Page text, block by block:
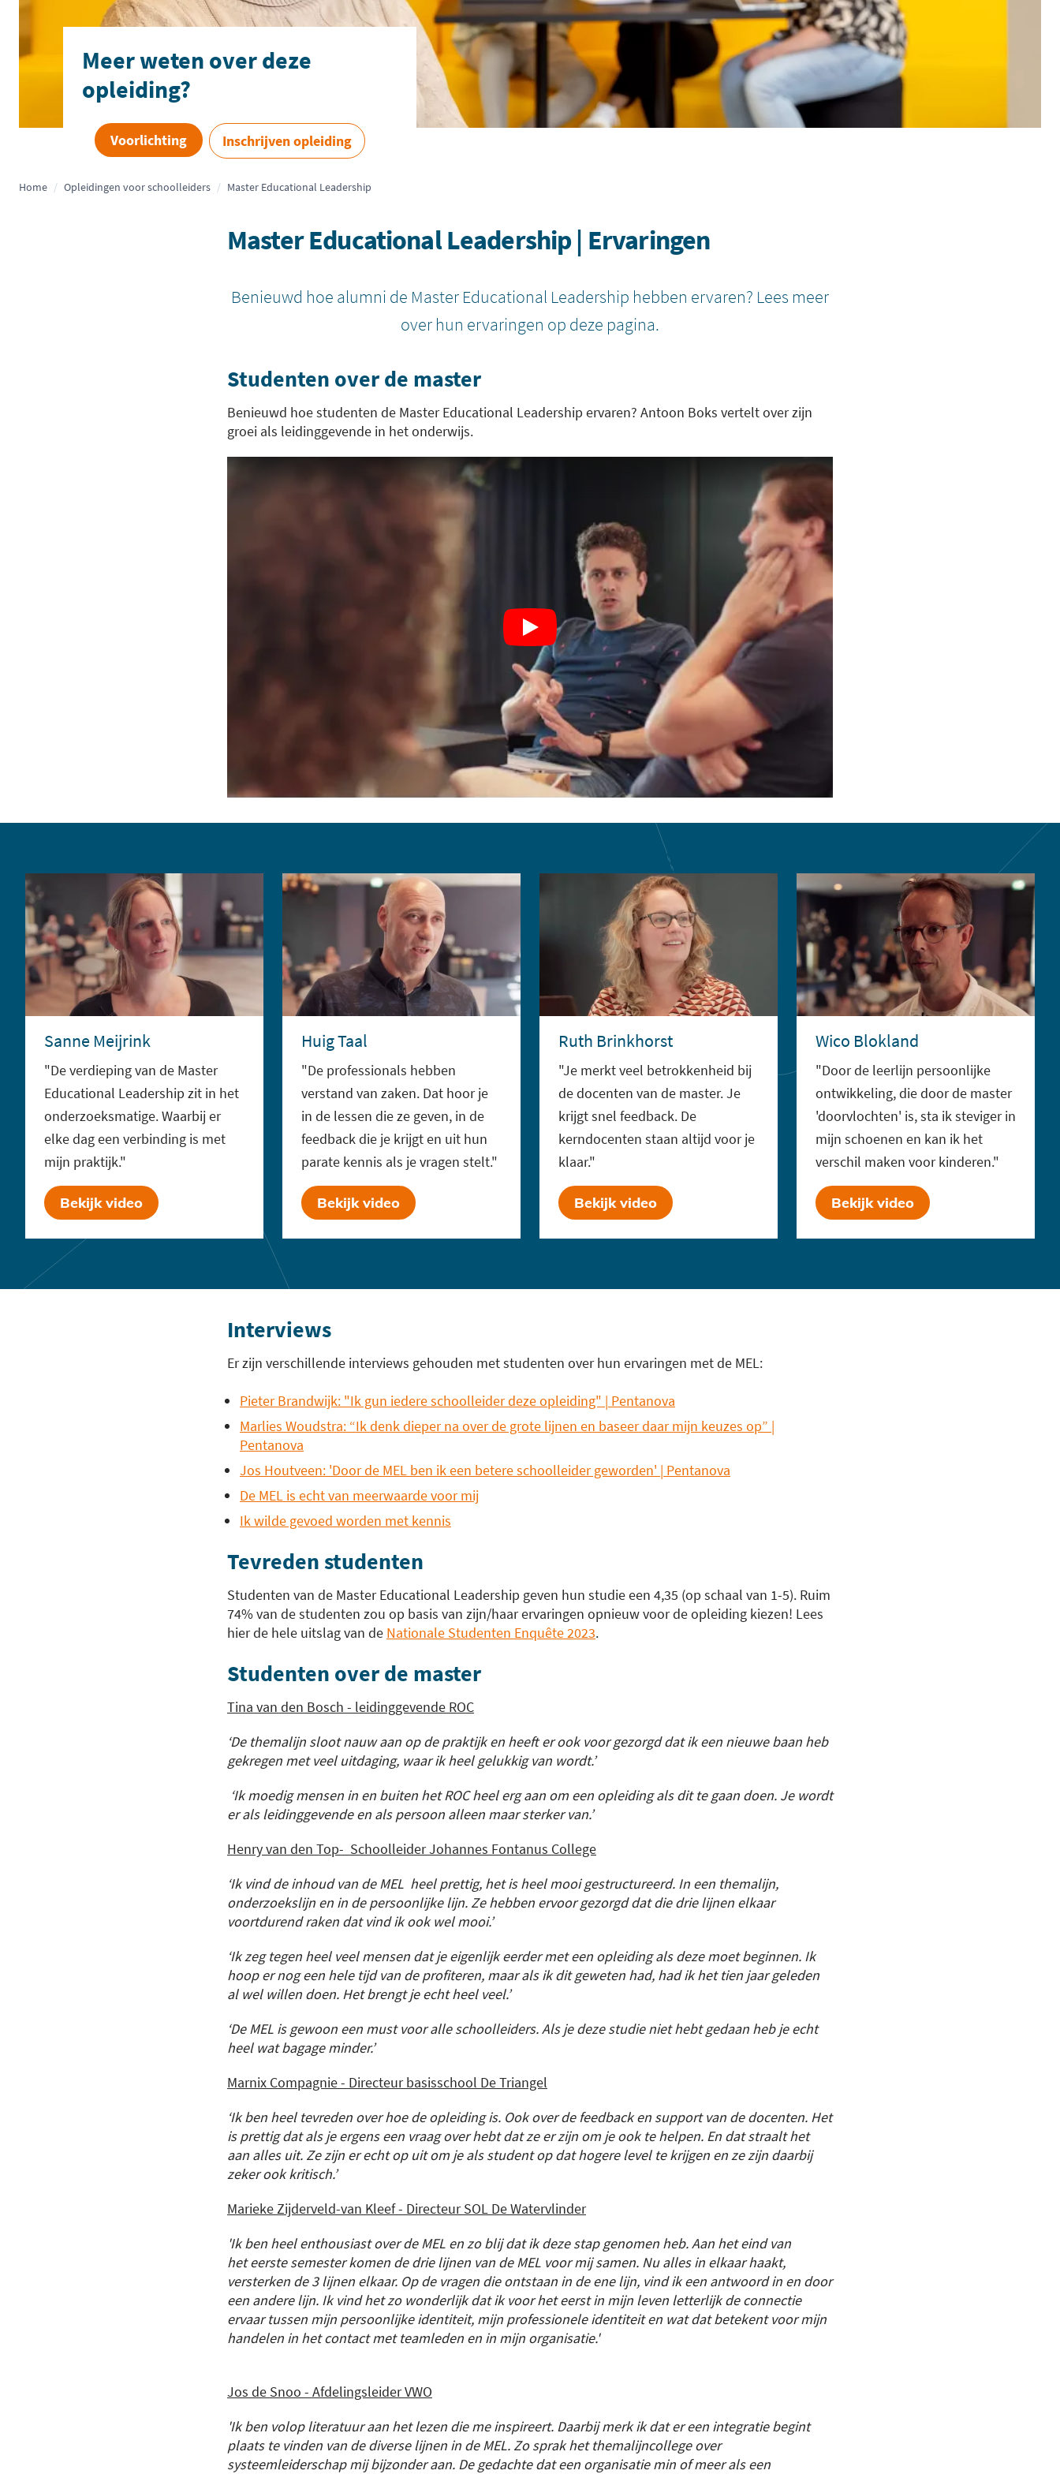
Meer weten over deze
opleiding?
Voorlichting Inschrijven opleiding
Home / Opleidingen voor schoolleiders / Master Educational Leadership
Master Educational Leadership | Ervaringen
Benieuwd hoe alumni de Master Educational Leadership hebben ervaren? Lees meer
over hun ervaringen op deze pagina.
Studenten over de master
Benieuwd hoe studenten de Master Educational Leadership ervaren? Antoon Boks vertelt over zijn
groei als leidinggevende in het onderwijs.
Sanne Meijrink
"De verdieping van de Master
Educational Leadership zit in het
onderzoeksmatige. Waarbij er
elke dag een verbinding is met
mijn praktijk."
Bekijk video
Huig Taal
"De professionals hebben
verstand van zaken. Dat hoor je
in de lessen die ze geven, in de
feedback die je krijgt en uit hun
parate kennis als je vragen stelt."
Bekijk video
Ruth Brinkhorst
"Je merkt veel betrokkenheid bij
de docenten van de master. Je
krijgt snel feedback. De
kerndocenten staan altijd voor je
klaar."
Bekijk video
Wico Blokland
"Door de leerlijn persoonlijke
ontwikkeling, die door de master
'doorvlochten' is, sta ik steviger in
mijn schoenen en kan ik het
verschil maken voor kinderen."
Bekijk video
Interviews
Er zijn verschillende interviews gehouden met studenten over hun ervaringen met de MEL:
Pieter Brandwijk: "Ik gun iedere schoolleider deze opleiding" | Pentanova
Marlies Woudstra: “Ik denk dieper na over de grote lijnen en baseer daar mijn keuzes op” |
Pentanova
Jos Houtveen: 'Door de MEL ben ik een betere schoolleider geworden' | Pentanova
De MEL is echt van meerwaarde voor mij
Ik wilde gevoed worden met kennis
Tevreden studenten
Studenten van de Master Educational Leadership geven hun studie een 4,35 (op schaal van 1-5). Ruim
74% van de studenten zou op basis van zijn/haar ervaringen opnieuw voor de opleiding kiezen! Lees
hier de hele uitslag van de Nationale Studenten Enquête 2023.
Studenten over de master
Tina van den Bosch - leidinggevende ROC
‘De themalijn sloot nauw aan op de praktijk en heeft er ook voor gezorgd dat ik een nieuwe baan heb
gekregen met veel uitdaging, waar ik heel gelukkig van wordt.’
‘Ik moedig mensen in en buiten het ROC heel erg aan om een opleiding als dit te gaan doen. Je wordt
er als leidinggevende en als persoon alleen maar sterker van.’
Henry van den Top- Schoolleider Johannes Fontanus College
‘Ik vind de inhoud van de MEL heel prettig, het is heel mooi gestructureerd. In een themalijn,
onderzoekslijn en in de persoonlijke lijn. Ze hebben ervoor gezorgd dat die drie lijnen elkaar
voortdurend raken dat vind ik ook wel mooi.’
‘Ik zeg tegen heel veel mensen dat je eigenlijk eerder met een opleiding als deze moet beginnen. Ik
hoop er nog een hele tijd van de profiteren, maar als ik dit geweten had, had ik het tien jaar geleden
al wel willen doen. Het brengt je echt heel veel.’
‘De MEL is gewoon een must voor alle schoolleiders. Als je deze studie niet hebt gedaan heb je echt
heel wat bagage minder.’
Marnix Compagnie - Directeur basisschool De Triangel
‘Ik ben heel tevreden over hoe de opleiding is. Ook over de feedback en support van de docenten. Het
is prettig dat als je ergens een vraag over hebt dat ze er zijn om je ook te helpen. En dat straalt het
aan alles uit. Ze zijn er echt op uit om je als student op dat hogere level te krijgen en ze zijn daarbij
zeker ook kritisch.’
Marieke Zijderveld-van Kleef - Directeur SOL De Watervlinder
'Ik ben heel enthousiast over de MEL en zo blij dat ik deze stap genomen heb.Aan het eind van
het eerste semester komen de drie lijnen van de MEL voor mij samen. Nu alles in elkaar haakt,
versterken de 3 lijnen elkaar. Op de vragen die ontstaan in de ene lijn, vind ik een antwoord in en door
een andere lijn. Ik vind het zo wonderlijk dat ik voor het eerst in mijn leven letterlijk de connectie
ervaar tussen mijn persoonlijke identiteit, mijn professionele identiteit en wat dat betekent voor mijn
handelen in het contact met teamleden en in mijn organisatie.'
Jos de Snoo - Afdelingsleider VWO
'Ik ben volop literatuur aan het lezen die me inspireert. Daarbij merk ik dat er een integratie begint
plaats te vinden van de diverse lijnen in de MEL. Zo sprak het themalijncollege over
systeemleiderschap mij bijzonder aan. De gedachte dat een organisatie min of meer als een